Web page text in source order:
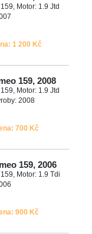
Motor: 1.9 Jtd
1 200 Kč
159, 2008
Motor: 1.9 Jtd
2008
700 Kč
159, 2006
Motor: 1.9 Tdi
900 Kč